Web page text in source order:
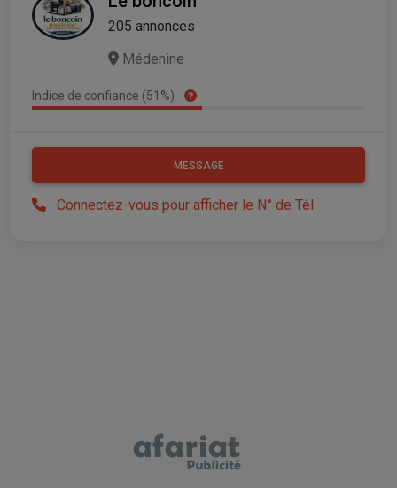
205 annonces
Médenine
Indice de confiance (51%)
MESSAGE
Connectez-vous pour afficher le N° de Tél.